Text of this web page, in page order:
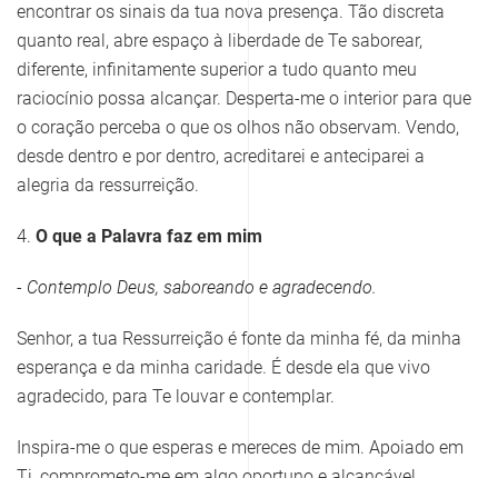
encontrar os sinais da tua nova presença. Tão discreta
quanto real, abre espaço à liberdade de Te saborear,
diferente, infinitamente superior a tudo quanto meu
raciocínio possa alcançar. Desperta-me o interior para que
o coração perceba o que os olhos não observam. Vendo,
desde dentro e por dentro, acreditarei e anteciparei a
alegria da ressurreição.
4. O que a Palavra faz em mim
- Contemplo Deus, saboreando e agradecendo.
Senhor, a tua Ressurreição é fonte da minha fé, da minha
esperança e da minha caridade. É desde ela que vivo
agradecido, para Te louvar e contemplar.
Inspira-me o que esperas e mereces de mim. Apoiado em